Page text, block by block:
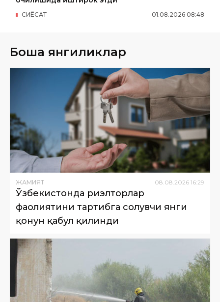
01.08.2026 08:48
СИËСАТ
Бошқа янгиликлар
ЖАМИЯТ 08.08.2026 16:29
Ўзбекистонда риэлторлар
фаолиятини тартибга солувчи янги
қонун қабул қилинди